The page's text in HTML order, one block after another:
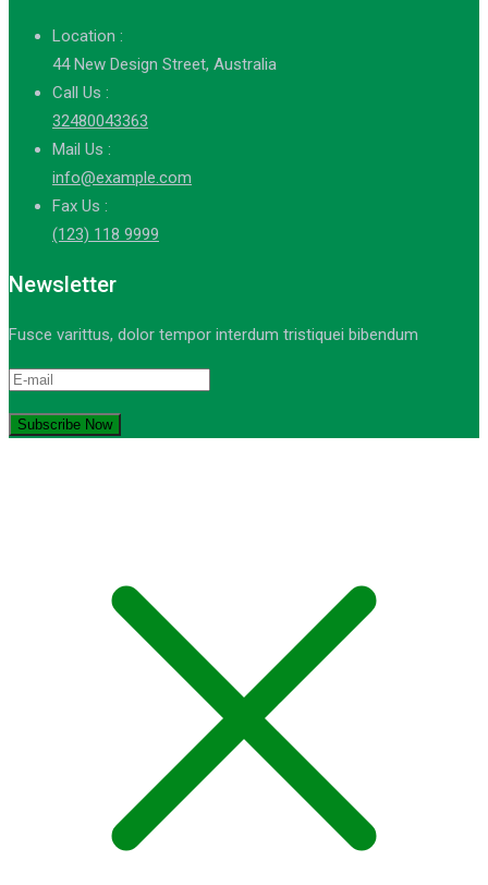
Location :
44 New Design Street, Australia
Call Us :
32480043363
Mail Us :
info@example.com
Fax Us :
(123) 118 9999
Newsletter
Fusce varittus, dolor tempor interdum tristiquei bibendum